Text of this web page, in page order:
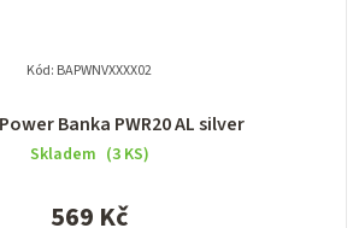
Banka PWR20 AL silver
Skladem (3 KS)
569 Kč
Kód: BAPWNVXXXX02